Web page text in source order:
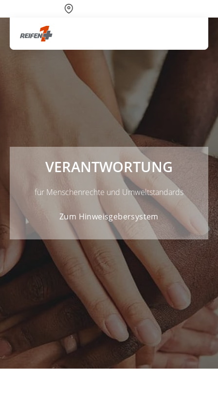
Über 700 Partnerwerkstätten
VERANTWORTUNG
für Menschenrechte und Umweltstandards
Zum Hinweisgebersystem